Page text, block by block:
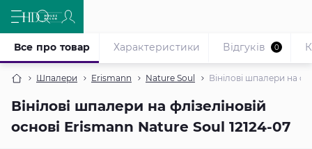
Шпалери Erismann Nature Soul Вінілові шпалери на
Вінілові шпалери на флізеліновій
основі Erismann Nature Soul 12124-07
Все про товар Характеристики Відгуків 0